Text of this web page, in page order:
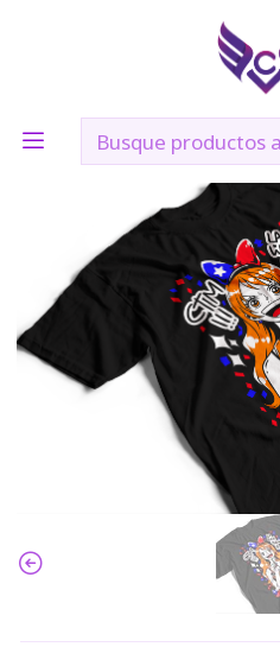
🛠️ Confección: 2 días hábiles |
SHONEN